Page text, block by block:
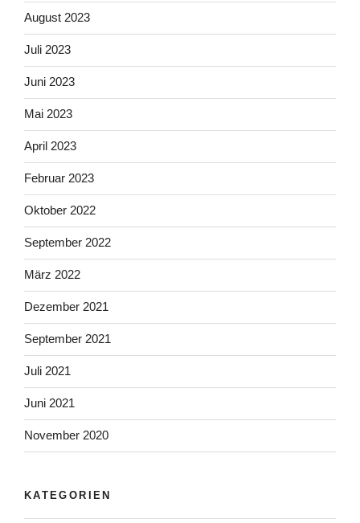
August 2023
Juli 2023
Juni 2023
Mai 2023
April 2023
Februar 2023
Oktober 2022
September 2022
März 2022
Dezember 2021
September 2021
Juli 2021
Juni 2021
November 2020
KATEGORIEN